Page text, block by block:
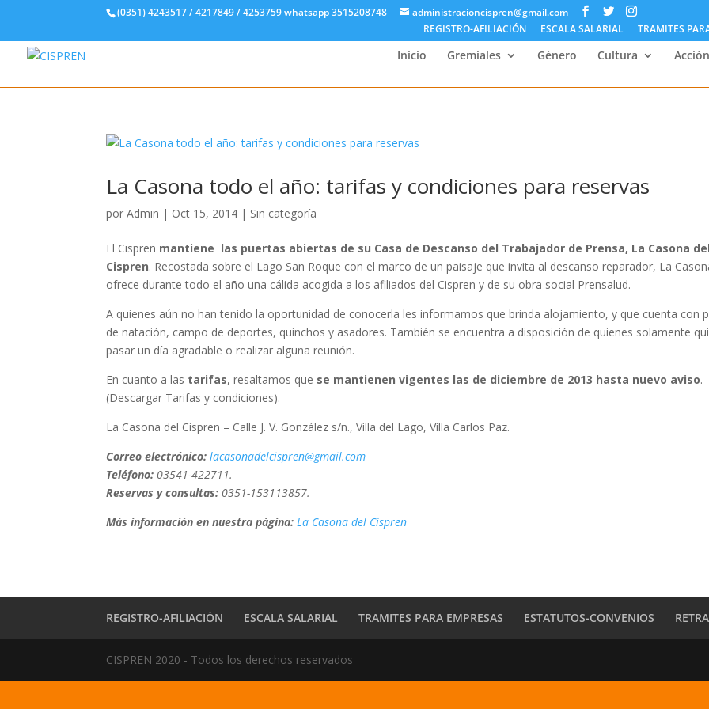
(0351) 4243517 / 4217849 / 4253759 whatsapp 3515208748
administracioncispren@gmail.com
REGISTRO-AFILIACIÓN
ESCALA SALARIAL TRAMITES
Inicio Gremiales Género Cultura
La Casona todo el año: tarifas y condiciones para reservas
porAdmin | Oct 15, 2014 | Sin categoría
El Cispren mantiene las puertas abiertas de su Casa de Descanso del Trabajador de Prensa, La Casona del
Cispren. Recostada sobre el Lago San Roque con el marco de un paisaje que invita al descanso reparador, La
ofrece durante todo el año una cálida acogida a los afiliados del Cispren y de su obra social Prensalud.
A quienes aún no han tenido la oportunidad de conocerla les informamos que brinda alojamiento, y que cuenta con
de natación, campo de deportes, quinchos y asadores. También se encuentra a disposición de quienes solamente
pasar un día agradable o realizar alguna reunión.
En cuanto a las tarifas, resaltamos que se mantienen vigentes las de diciembre de 2013 hasta nuevo aviso.
(Descargar Tarifas y condiciones).
La Casona del Cispren – Calle J. V. González s/n., Villa del Lago, Villa Carlos Paz.
Correo electrónico: lacasonadelcispren@gmail.com
Teléfono: 03541-422711.
Reservas y consultas: 0351-153113857.
Más información en nuestra página: La Casona del Cispren
REGISTRO-AFILIACIÓN ESCALA SALARIAL TRAMITES PARA EMPRESAS ESTATUTOS-CONVENIOS
CISPREN 2020 - Todos los derechos reservados